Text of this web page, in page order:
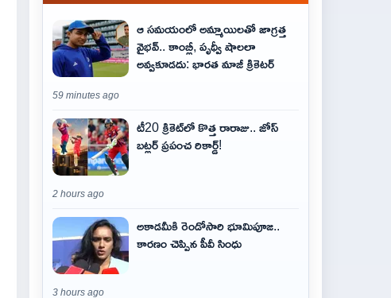
ఆ స‌మ‌యంలో అమ్మాయిల‌తో జాగ్ర‌త్త‌
వైభ‌వ్‌.. కాంబ్లీ, పృథ్వీ షాలలా
అవ్వ‌కూడ‌దు: భార‌త మాజీ క్రికెట‌ర్‌
59 minutes ago
టీ20 క్రికెట్‌లో కొత్త రారాజు.. జోస్
బట్లర్ ప్ర‌పంచ రికార్డ్‌!
2 hours ago
అకాడమీకి రెండోసారి భూమిపూజ..
కారణం చెప్పిన పీవీ సింధు
3 hours ago